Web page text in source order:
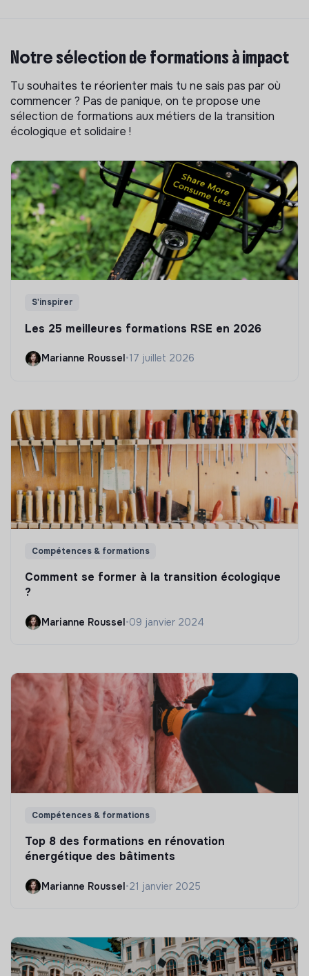
Notre sélection de formations à impact
Tu souhaites te réorienter mais tu ne sais pas par où
commencer ? Pas de panique, on te propose une
sélection de formations aux métiers de la transition
écologique et solidaire !
S'inspirer
Les 25 meilleures formations RSE en 2026
Marianne Roussel•17 juillet 2026
Compétences & formations
Comment se former à la transition écologique
?
Marianne Roussel•09 janvier 2024
Compétences & formations
Top 8 des formations en rénovation
énergétique des bâtiments
Marianne Roussel•21 janvier 2025